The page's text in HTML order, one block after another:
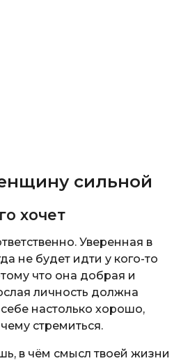
сильной
хочет
Уверенная в
не будет идти у кого-то
что она добрая и
личность должна
настолько хорошо,
стремиться.
в чём смысл твоей жизни